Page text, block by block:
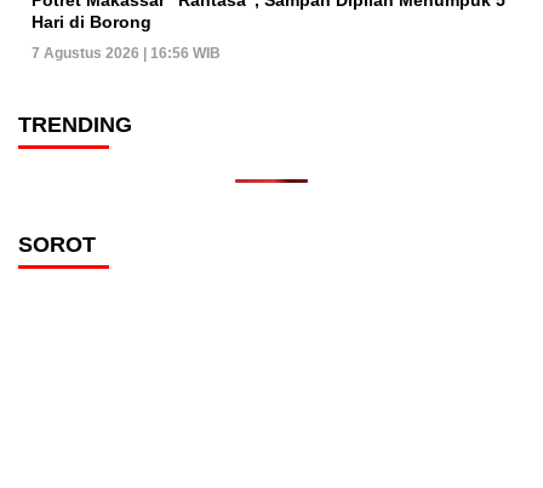
Hari di Borong
7 Agustus 2026 | 16:56 WIB
TRENDING
SOROT